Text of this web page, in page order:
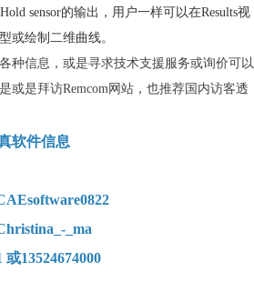
sensor的输出，用户一样可以在Results视
或绘制二维曲线。
种信息，或是寻求技术支援服务或询价可以
是或是拜访Remcom网站，也推荐国内访客透
软件信息
_ma
13524674000